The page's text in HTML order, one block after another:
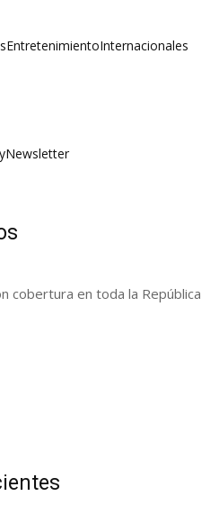
EntretenimientoInternacionales
Newsletter
cobertura en toda la República